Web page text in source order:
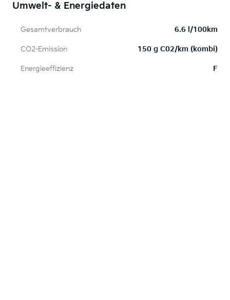
Umwelt- & Energiedaten
Gesamtverbrauch 6.6 l/100km
CO2-Emission 150 g C02/km (kombi)
Energieeffizienz F